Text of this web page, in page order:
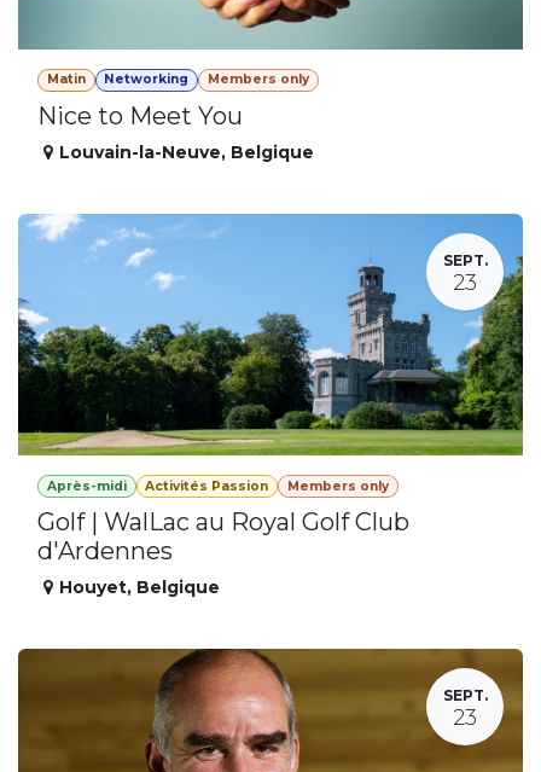
Matin Networking Members only
Nice to Meet You
Louvain-la-Neuve, Belgique
SEPT.
23
Après-midi Activités Passion Members only
Golf | WalLac au Royal Golf Club
d'Ardennes
Houyet, Belgique
SEPT.
23